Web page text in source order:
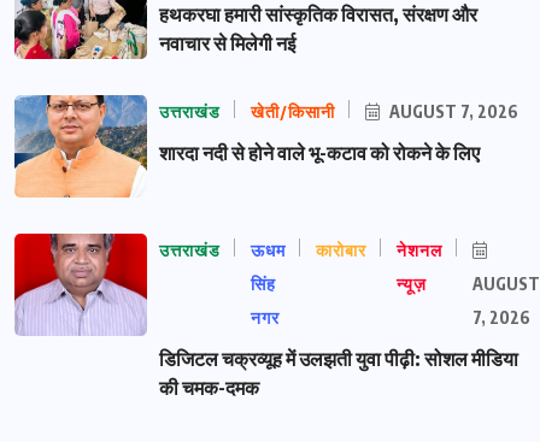
हथकरघा हमारी सांस्कृतिक विरासत, संरक्षण और
नवाचार से मिलेगी नई
उत्तराखंड खेती/किसानी AUGUST 7, 2026
शारदा नदी से होने वाले भू-कटाव को रोकने के लिए
उत्तराखंड
ऊधम
सिंह
नगर
कारोबार
नेशनल
न्यूज़
AUGUST
7, 2026
डिजिटल चक्रव्यूह में उलझती युवा पीढ़ी: सोशल मीडिया
की चमक-दमक